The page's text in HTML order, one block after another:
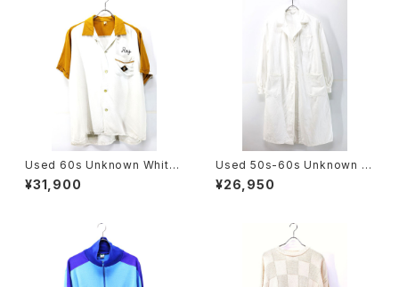
Used 60s Unknown White
×Mustard 2Tone Rayon Ch
ain Stitch Bowling Shirt Siz
¥31,900
Used 50s-60s Unknown W
hite Cotton Duster Coat Si
ze L 相当 古着
¥26,950